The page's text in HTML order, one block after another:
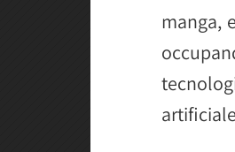
manga,